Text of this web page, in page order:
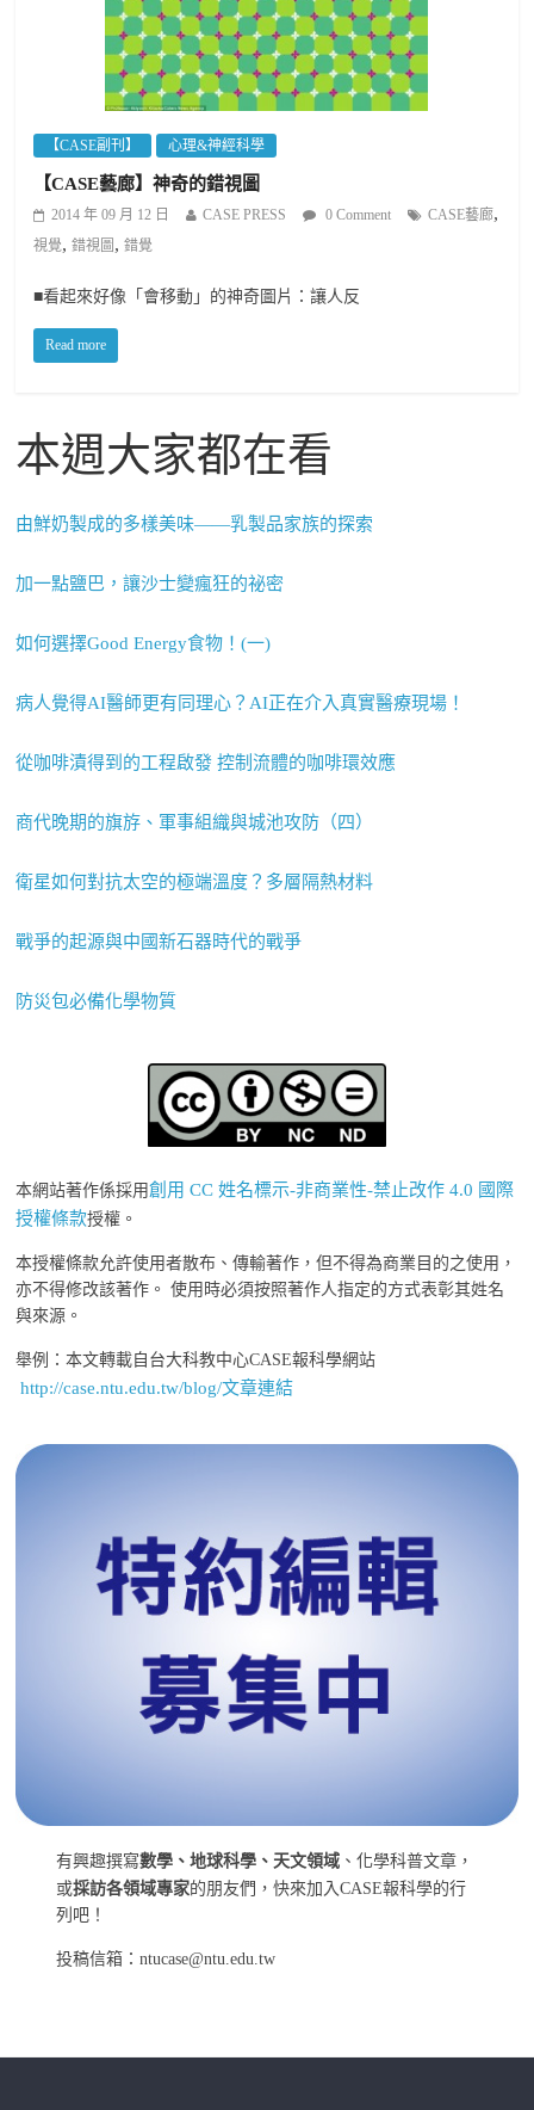
【CASE副刊】 心理&神經科學
【CASE藝廊】神奇的錯視圖
2014 年 09 月 12 日 CASE PRESS 0 Comment CASE藝廊,
視覺,錯視圖 ,錯覺
■看起來好像「會移動」的神奇圖片：讓人反
Read more
本週大家都在看
由鮮奶製成的多樣美味——乳製品家族的探索
加一點鹽巴，讓沙士變瘋狂的祕密
如何選擇Good Energy食物！(一)
病人覺得AI醫師更有同理心？AI正在介入真實醫療現場！
從咖啡漬得到的工程啟發 控制流體的咖啡環效應
商代晚期的旗斿、軍事組織與城池攻防（四）
衛星如何對抗太空的極端溫度？多層隔熱材料
戰爭的起源與中國新石器時代的戰爭
防災包必備化學物質
本網站著作係採用創用 CC 姓名標示-非商業性-禁止改作 4.0 國際
授權條款授權。
本授權條款允許使用者散布、傳輸著作，但不得為商業目的之使用，
亦不得修改該著作。 使用時必須按照著作人指定的方式表彰其姓名
與來源。
舉例：本文轉載自台大科教中心CASE報科學網站
http://case.ntu.edu.tw/blog/文章連結
有興趣撰寫數學、地球科學、天文領域 、化學科普文章，
或採訪各領域專家的朋友們，快來加入CASE報科學的行
列吧！
投稿信箱：ntucase@ntu.edu.tw